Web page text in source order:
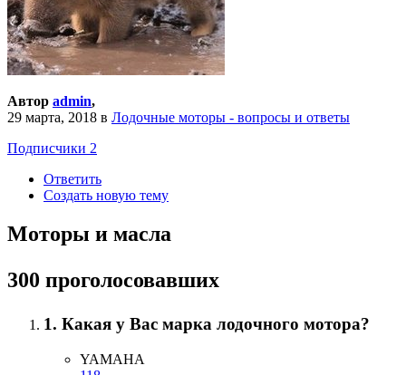
Автор admin,
29 марта, 2018 в Лодочные моторы - вопросы и ответы
Подписчики 2
Ответить
Создать новую тему
Моторы и масла
300 проголосовавших
1. Какая у Вас марка лодочного мотора?
YAMAHA